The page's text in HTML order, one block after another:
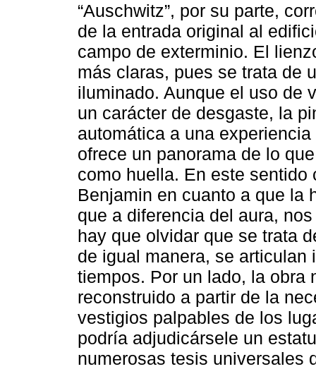
“Auschwitz”, por su parte,
de la entrada original al
campo de exterminio. El
más claras, pues se trata de
iluminado. Aunque el uso de
un carácter de desgaste, la
automática a una
ofrece un panorama de lo
como huella. En este sentido
Benjamin en cuanto a que la
que a diferencia del aura,
hay que olvidar que se trata
de igual manera, se
tiempos. Por un lado, la obra
reconstruido a partir de la
vestigios palpables de los
podría adjudicársele un
numerosas tesis universales